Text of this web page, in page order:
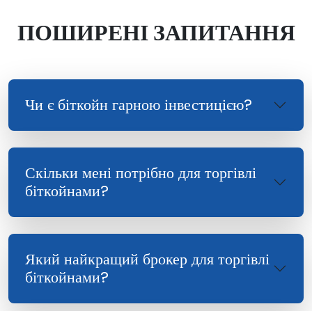
ПОШИРЕНІ ЗАПИТАННЯ
Чи є біткойн гарною інвестицією?
Скільки мені потрібно для торгівлі
біткойнами?
Який найкращий брокер для торгівлі
біткойнами?